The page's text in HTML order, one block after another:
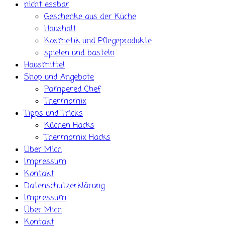
nicht essbar
Geschenke aus der Küche
Haushalt
Kosmetik und Pflegeprodukte
spielen und basteln
Hausmittel
Shop und Angebote
Pampered Chef
Thermomix
Tipps und Tricks
Küchen Hacks
Thermomix Hacks
Über Mich
Impressum
Kontakt
Datenschutzerklärung
Impressum
Über Mich
Kontakt